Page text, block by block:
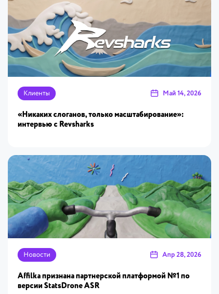
Клиенты Май 14, 2026
«Никаких слоганов, только масштабирование»:
интервью с Revsharks
Новости Апр 28, 2026
Affilka признана партнерской платформой №1 по
версии StatsDrone ASR